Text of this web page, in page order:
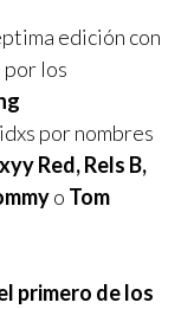
edición con
los
por nombres
Red, Rels B,
o Tom
primero de los